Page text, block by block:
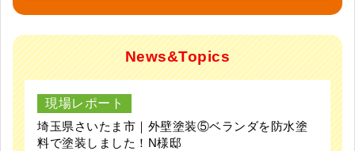
News&Topics
現場レポート
埼玉県さいたま市｜外壁塗装⑤ベランダを防水塗
料で塗装しました！N様邸